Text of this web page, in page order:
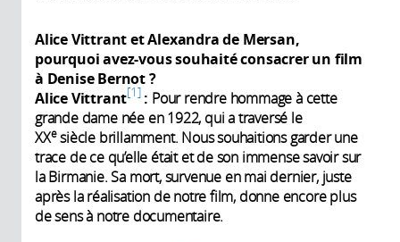
Alice Vittrant et Alexandra de Mersan,
pourquoi avez-vous souhaité consacrer un film
à Denise Bernot ?
Alice Vittrant 1 : Pour rendre hommage à cette
grande dame née en 1922, qui a traversé le
XXesiècle brillamment. Nous souhaitions garder une
trace de ce qu’elle était et de son immense savoir sur
la Birmanie. Sa mort, survenue en mai dernier, juste
après la réalisation de notre film, donne encore plus
de sens à notre documentaire.